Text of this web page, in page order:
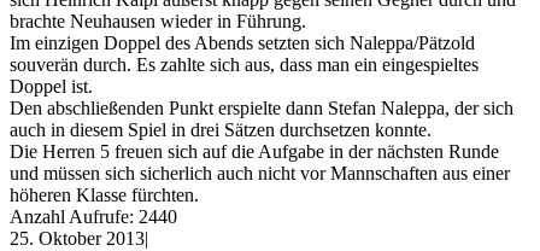
brachte Neuhausen wieder in Führung.
Im einzigen Doppel des Abends setzten sich Naleppa/Pätzold
souverän durch. Es zahlte sich aus, dass man ein eingespieltes
Doppel ist.
Den abschließenden Punkt erspielte dann Stefan Naleppa, der sich
auch in diesem Spiel in drei Sätzen durchsetzen konnte.
Die Herren 5 freuen sich auf die Aufgabe in der nächsten Runde
und müssen sich sicherlich auch nicht vor Mannschaften aus einer
höheren Klasse fürchten.
Anzahl Aufrufe: 2440
25. Oktober 2013|